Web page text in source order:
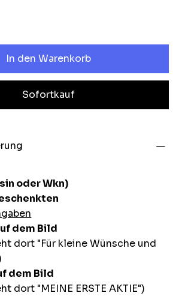
In den Warenkorb
Sofortkauf
oder Wkn)
dem Bild
dort "Für kleine Wünsche und
dem Bild
dort "MEINE ERSTE AKTIE")